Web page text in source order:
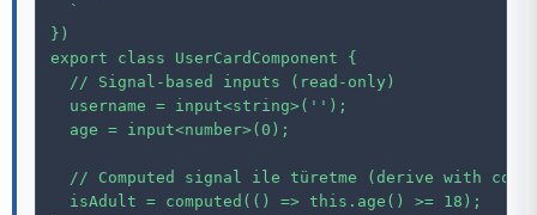
  `
})
export class UserCardComponent {
  // Signal-based inputs (read-only)
  username = input<string>('');
  age = input<number>(0);
// Computed signal ile türetme (derive with
  isAdult = computed(() => this.age() >= 18);